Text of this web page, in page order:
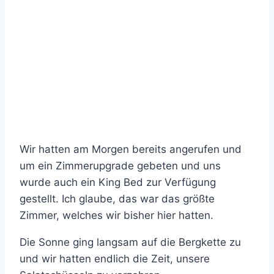
Wir hatten am Morgen bereits angerufen und
um ein Zimmerupgrade gebeten und uns
wurde auch ein King Bed zur Verfügung
gestellt. Ich glaube, das war das größte
Zimmer, welches wir bisher hier hatten.
Die Sonne ging langsam auf die Bergkette zu
und wir hatten endlich die Zeit, unsere